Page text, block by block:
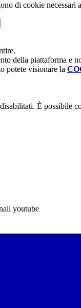
di cookie
della piattaforma e
potete visionare la
È possibile
youtube